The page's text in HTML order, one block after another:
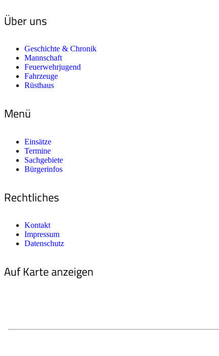
Über uns
Geschichte & Chronik
Mannschaft
Feuerwehrjugend
Fahrzeuge
Rüsthaus
Menü
Einsätze
Termine
Sachgebiete
Bürgerinfos
Rechtliches
Kontakt
Impressum
Datenschutz
Auf Karte anzeigen